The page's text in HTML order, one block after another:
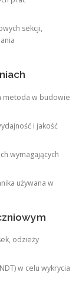
sekcji,
metoda w budowie
i jakość
wymagających
używana w
odzieży
w celu wykrycia